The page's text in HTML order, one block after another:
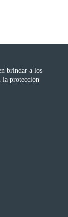
brindar a los
la protección